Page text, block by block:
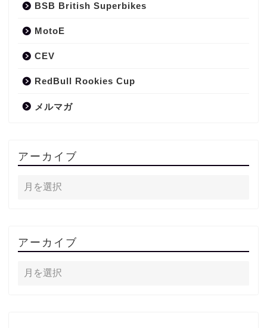
BSB British Superbikes
MotoE
CEV
RedBull Rookies Cup
メルマガ
アーカイブ
アーカイブ